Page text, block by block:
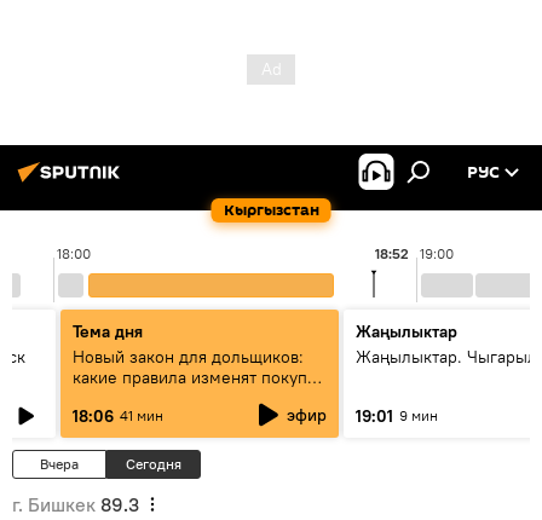
Кыргызстан
РУС
18:00 19:00
18:52
Тема дня
Новый закон для дольщиков:
какие правила изменят покупку
18:06 41 мин эфир
Жаңылыктар
Жаңылыктар.
19:01 9 мин
Вчера Сегодня
г. Бишкек 89.3